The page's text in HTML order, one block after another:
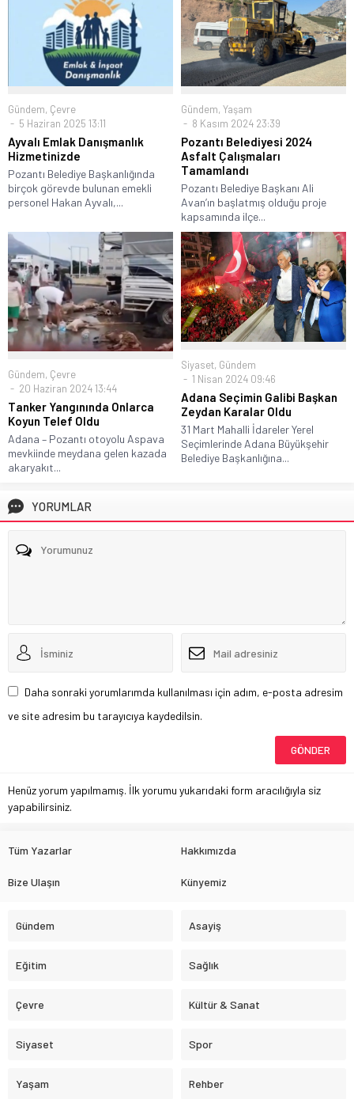
Gündem, Çevre
5 Haziran 2025 13:11
Ayvalı Emlak Danışmanlık
Hizmetinizde
Pozantı Belediye Başkanlığında
birçok görevde bulunan emekli
personel Hakan Ayvalı,...
Gündem, Yaşam
8 Kasım 2024 23:39
Pozantı Belediyesi 2024
Asfalt Çalışmaları
Tamamlandı
Pozantı Belediye Başkanı Ali
Avan’ın başlatmış olduğu proje
kapsamında ilçe...
Gündem, Çevre
20 Haziran 2024 13:44
Tanker Yangınında Onlarca
Koyun Telef Oldu
Adana – Pozantı otoyolu Aspava
mevkiinde meydana gelen kazada
akaryakıt...
Siyaset, Gündem
1 Nisan 2024 09:46
Adana Seçimin Galibi Başkan
Zeydan Karalar Oldu
31 Mart Mahalli İdareler Yerel
Seçimlerinde Adana Büyükşehir
Belediye Başkanlığına...
YORUMLAR
Daha sonraki yorumlarımda kullanılması için adım, e-posta adresim
ve site adresim bu tarayıcıya kaydedilsin.
Henüz yorum yapılmamış. İlk yorumu yukarıdaki form aracılığıyla siz
yapabilirsiniz.
Tüm Yazarlar Hakkımızda
Bize Ulaşın Künyemiz
Gündem Asayiş
Eğitim Sağlık
Çevre Kültür & Sanat
Siyaset Spor
Yaşam Rehber